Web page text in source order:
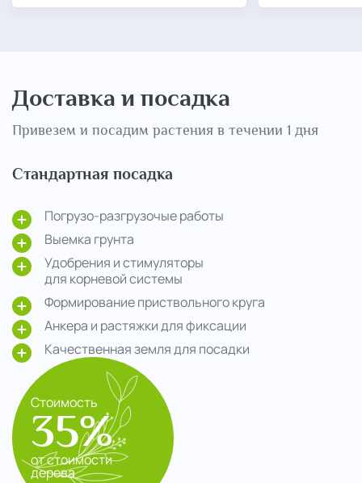
Доставка и посадка
Привезем и посадим растения в течении 1 дня
Стандартная посадка
Погрузо-разгрузочые работы
Выемка грунта
Удобрения и стимуляторы
для корневой системы
Формирование приствольного круга
Анкера и растяжки для фиксации
Качественная земля для посадки
Стоимость
35%
от стоимости
дерева